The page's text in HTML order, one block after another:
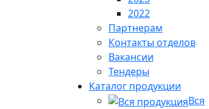
2022
Партнерам
Контакты отделов
Вакансии
Тендеры
Каталог продукции
Вся